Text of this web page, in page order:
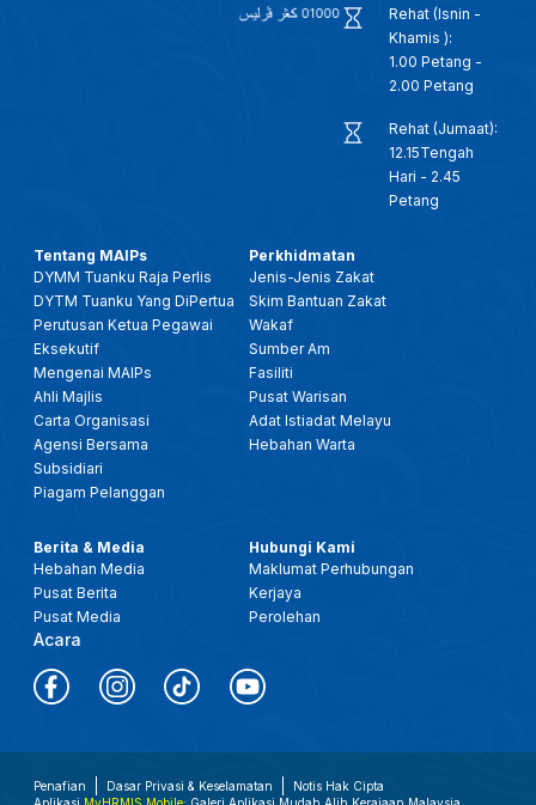
Rehat (Isnin -
Khamis ):
1.00 Petang -
2.00 Petang
Rehat (Jumaat):
12.15Tengah
Hari - 2.45
Petang
Tentang MAIPs
DYMM Tuanku Raja Perlis
DYTM Tuanku Yang DiPertua
Perutusan Ketua Pegawai
Eksekutif
Mengenai MAIPs
Ahli Majlis
Carta Organisasi
Agensi Bersama
Subsidiari
Piagam Pelanggan
Perkhidmatan
Jenis-Jenis Zakat
Skim Bantuan Zakat
Wakaf
Sumber Am
Fasiliti
Pusat Warisan
Adat Istiadat Melayu
Hebahan Warta
Berita & Media
Hebahan Media
Pusat Berita
Pusat Media
Acara
Hubungi Kami
Maklumat Perhubungan
Kerjaya
Perolehan
Penafian Dasar Privasi & Keselamatan
Notis Hak Cipta